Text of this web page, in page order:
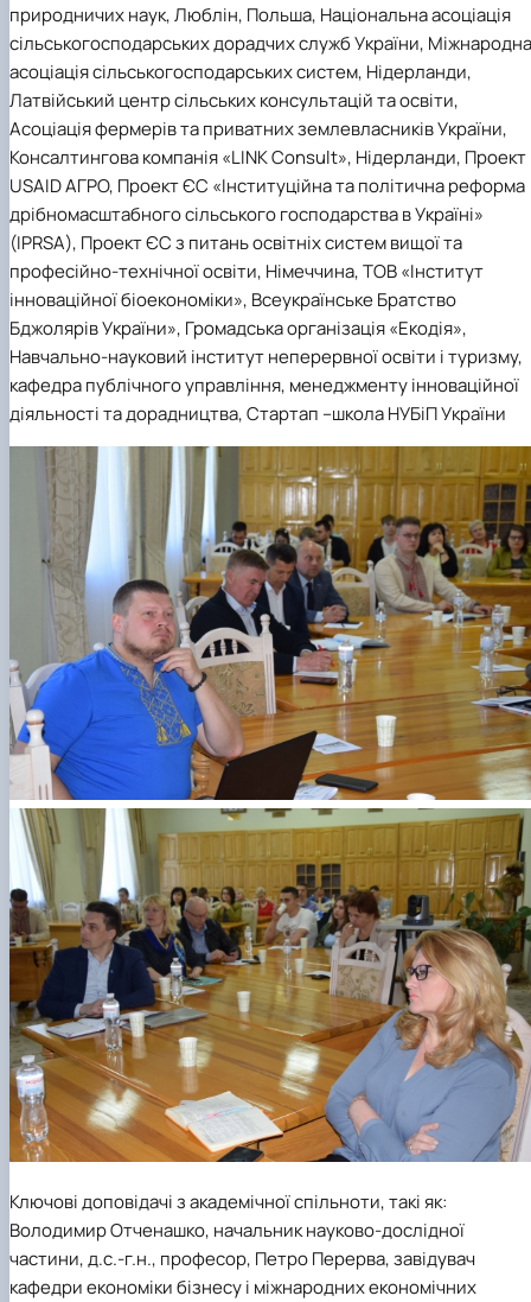
природничих наук, Люблін, Польша, Національна асоціація
сільськогосподарських дорадчих служб України, Міжнародна
асоціація сільськогосподарських систем, Нідерланди,
Латвійський центр сільських консультацій та освіти,
Асоціація фермерів та приватних землевласників України,
Консалтингова компанія «LINK Consult», Нідерланди, Проект
USAID АГРО, Проект ЄС «Інституційна та політична реформа
дрібномасштабного сільського господарства в Україні»
(IPRSA), Проект ЄС з питань освітніх систем вищої та
професійно-технічної освіти, Німеччина, ТОВ «Інститут
інноваційної біоекономіки», Всеукраїнське Братство
Бджолярів України», Громадська організація «Екодія»,
Навчально-науковий інститут неперервної освіти і туризму,
кафедра публічного управління, менеджменту інноваційної
діяльності та дорадництва, Стартап –школа НУБіП України
Ключові доповідачі з академічної спільноти, такі як:
Володимир Отченашко, начальник науково-дослідної
частини, д.с.-г.н., професор, Петро Перерва, завідувач
кафедри економіки бізнесу i міжнародних економічних